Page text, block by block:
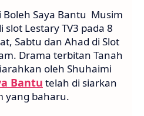
Saya Bantu Musim
Lestary TV3 pada 8
Sabtu dan Ahad di Slot
Drama terbitan Tanah
oleh Shuhaimi
Bantu telah di siarkan
yang baharu.